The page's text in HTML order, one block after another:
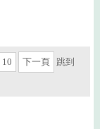
10 下一頁
跳到